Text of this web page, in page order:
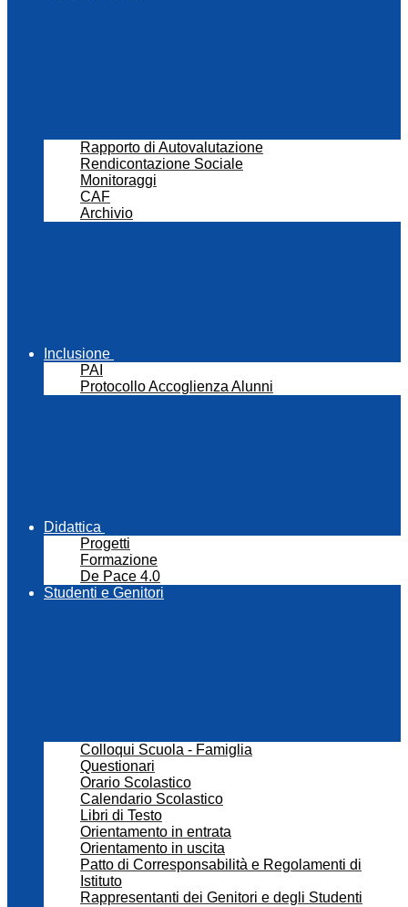
Rapporto di Autovalutazione
Rendicontazione Sociale
Monitoraggi
CAF
Archivio
Inclusione
PAI
Protocollo Accoglienza Alunni
Didattica
Progetti
Formazione
De Pace 4.0
Studenti e Genitori
Colloqui Scuola - Famiglia
Questionari
Orario Scolastico
Calendario Scolastico
Libri di Testo
Orientamento in entrata
Orientamento in uscita
Patto di Corresponsabilità e Regolamenti di
Istituto
Rappresentanti dei Genitori e degli Studenti